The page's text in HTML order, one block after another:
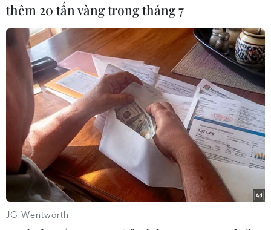
#Standard Chartered #Tỷ giá
#Lãi suất
#Tăng trưởng
#Kinh tế #Dự trữ #Doanh nghiệp
Theo dõi VietnamPlus
thêm 20 tấn vàng trong tháng 7
JG Wentworth